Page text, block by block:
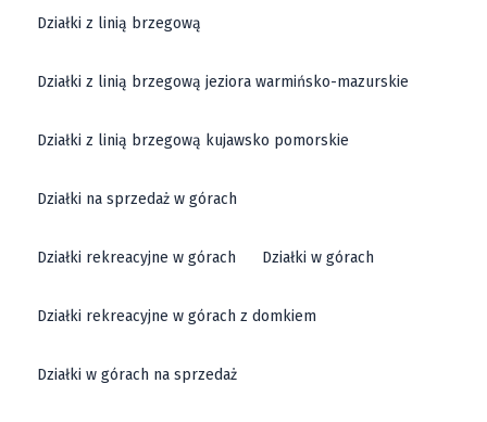
Działki z linią brzegową
Działki z linią brzegową jeziora warmińsko-mazurskie
Działki z linią brzegową kujawsko pomorskie
Działki na sprzedaż w górach
Działki rekreacyjne w górach Działki w górach
Działki rekreacyjne w górach z domkiem
Działki w górach na sprzedaż